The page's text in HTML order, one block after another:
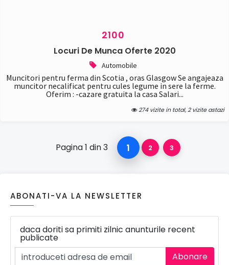
2100
Locuri De Munca Oferte 2020
Automobile
Muncitori pentru ferma din Scotia , oras Glasgow Se angajeaza
muncitor necalificat pentru cules legume in sere la ferme.
Oferim : -cazare gratuita la casa Salari...
274 vizite in total, 2 vizite astazi
Pagina 1 din 3 1 2 3
ABONATI-VA LA NEWSLETTER
daca doriti sa primiti zilnic anunturile recent
publicate